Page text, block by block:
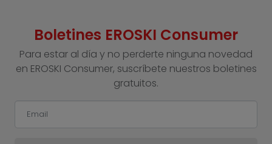
Boletines EROSKI Consumer
Para estar al día y no perderte ninguna novedad
en EROSKI Consumer, suscríbete nuestros boletines
gratuitos.